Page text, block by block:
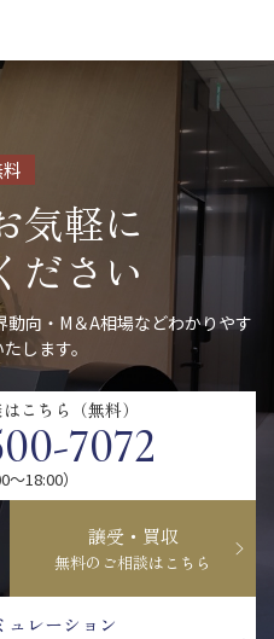
気軽に
ださい
向・M＆A相場などわかりやす
します。
こちら（無料）
7072
〜18:00）
譲受・買収
無料のご相談はこちら
ュレーション